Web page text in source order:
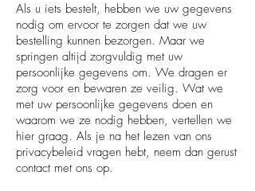
Als u iets bestelt, hebben we uw gegevens
nodig om ervoor te zorgen dat we uw
bestelling kunnen bezorgen. Maar we
springen altijd zorgvuldig met uw
persoonlijke gegevens om. We dragen er
zorg voor en bewaren ze veilig. Wat we
met uw persoonlijke gegevens doen en
waarom we ze nodig hebben, vertellen we
hier graag. Als je na het lezen van ons
privacybeleid vragen hebt, neem dan gerust
contact met ons op.